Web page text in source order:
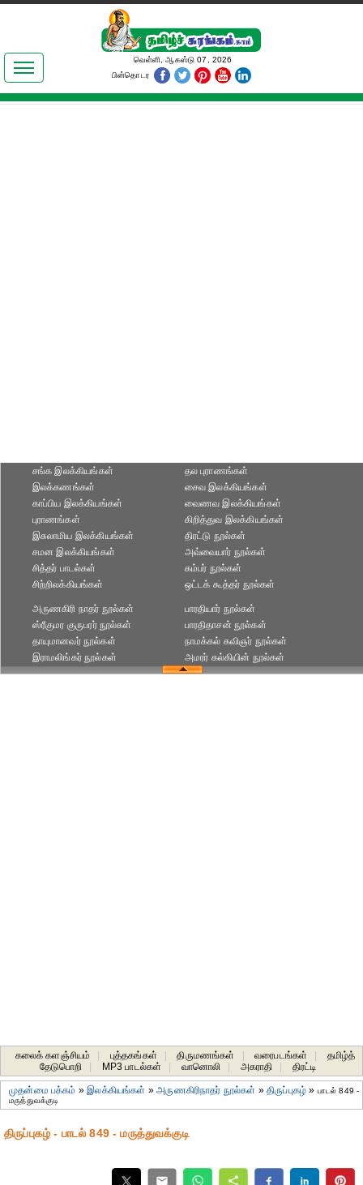
இலக்கியங்கள்
தமிழ் உலகம்
வெள்ளி, ஆகஸ்டு 07, 2026
பின்தொடர
சங்க இலக்கியங்கள்
இலக்கணங்கள்
காப்பிய இலக்கியங்கள்
புராணங்கள்
தல புராணங்கள்
சைவ இலக்கியங்கள்
வைணவ இலக்கியங்கள்
கிறித்துவ இலக்கியங்கள்
இசுலாமிய இலக்கியங்கள்
சமன இலக்கியங்கள்
சித்தர் பாடல்கள்
சிற்றிலக்கியங்கள்
திரட்டு நூல்கள்
அவ்வையார் நூல்கள்
கம்பர் நூல்கள்
ஒட்டக் கூத்தர் நூல்கள்
அருணகிரி நாதர் நூல்கள்
ஸ்ரீகுமர குருபரர் நூல்கள்
தாயுமானவர் நூல்கள்
இராமலிங்கர் நூல்கள்
பாரதியார் நூல்கள்
பாரதிதாசன் நூல்கள்
நாமக்கல் கவிஞர் நூல்கள்
அமரர் கல்கியின் நூல்கள்
கலைக் களஞ்சியம் புத்தகங்கள் திருமணங்கள் வரைபடங்கள்
தமிழ்த்
தேடுபொறி
MP3 பாடல்கள் வானொலி அகராதி திரட்டி
முதன்மை பக்கம் »இலக்கியங்கள் »அருணகிரிநாதர் நூல்கள் »திருப்புகழ் » பாடல் 849 -
மருத்துவக்குடி
திருப்புகழ் - பாடல் 849 - மருத்துவக்குடி